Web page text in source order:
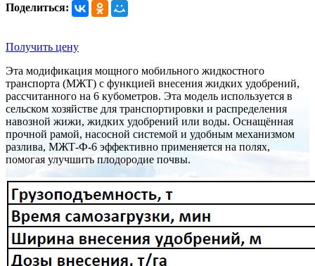
Поделиться:
Получить цену
Эта модификация мощного мобильного жидкостного
транспорта (МЖТ) с функцией внесения жидких удобрений,
рассчитанного на 6 кубометров. Эта модель используется в
сельском хозяйстве для транспортировки и распределения
навозной жижи, жидких удобрений или воды. Оснащённая
прочной рамой, насосной системой и удобным механизмом
разлива, МЖТ-Ф-6 эффективно применяется на полях,
помогая улучшить плодородие почвы.